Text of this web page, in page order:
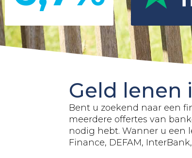
Geld lenen
Bent u zoekend naar een
meerdere offertes van
nodig hebt. Wanner u een
Finance, DEFAM,